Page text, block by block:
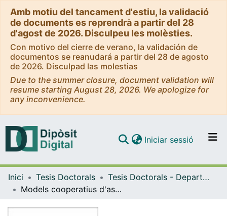
Amb motiu del tancament d'estiu, la validació
de documents es reprendrà a partir del 28
d'agost de 2026. Disculpeu les molèsties.
Con motivo del cierre de verano, la validación de
documentos se reanudará a partir del 28 de agosto
de 2026. Disculpad las molestias
Due to the summer closure, document validation will
resume starting August 28, 2026. We apologize for
any inconvenience.
Navega per tot el DD
Iniciar sessió (current)
Inici Tesis Doctorals
Tesis Doctorals - Departament - Matemàtica Econòmica, Financera i Actuarial
Models cooperatius d'assignació de costos en un consorci de biblioteques